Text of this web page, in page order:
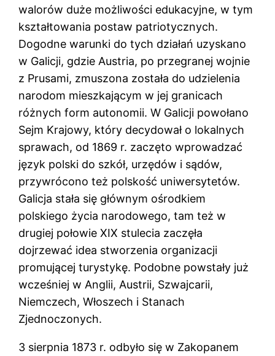
walorów duże możliwości edukacyjne, w tym
kształtowania postaw patriotycznych.
Dogodne warunki do tych działań uzyskano
w Galicji, gdzie Austria, po przegranej wojnie
z Prusami, zmuszona została do udzielenia
narodom mieszkającym w jej granicach
różnych form autonomii. W Galicji powołano
Sejm Krajowy, który decydował o lokalnych
sprawach, od 1869 r. zaczęto wprowadzać
język polski do szkół, urzędów i sądów,
przywrócono też polskość uniwersytetów.
Galicja stała się głównym ośrodkiem
polskiego życia narodowego, tam też w
drugiej połowie XIX stulecia zaczęła
dojrzewać idea stworzenia organizacji
promującej turystykę. Podobne powstały już
wcześniej w Anglii, Austrii, Szwajcarii,
Niemczech, Włoszech i Stanach
Zjednoczonych.
3 sierpnia 1873 r. odbyło się w Zakopanem